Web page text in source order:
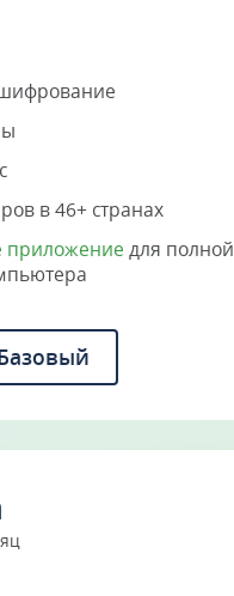
в 46+ странах
приложение для полной